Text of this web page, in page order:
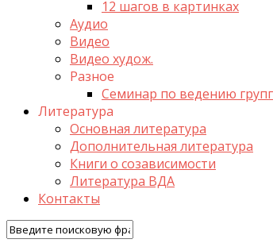
12 шагов в картинках
Аудио
Видео
Видео худож.
Разное
Семинар по ведению
Литература
Основная литература
Дополнительная литература
Книги о созависимости
Литература ВДА
Контакты